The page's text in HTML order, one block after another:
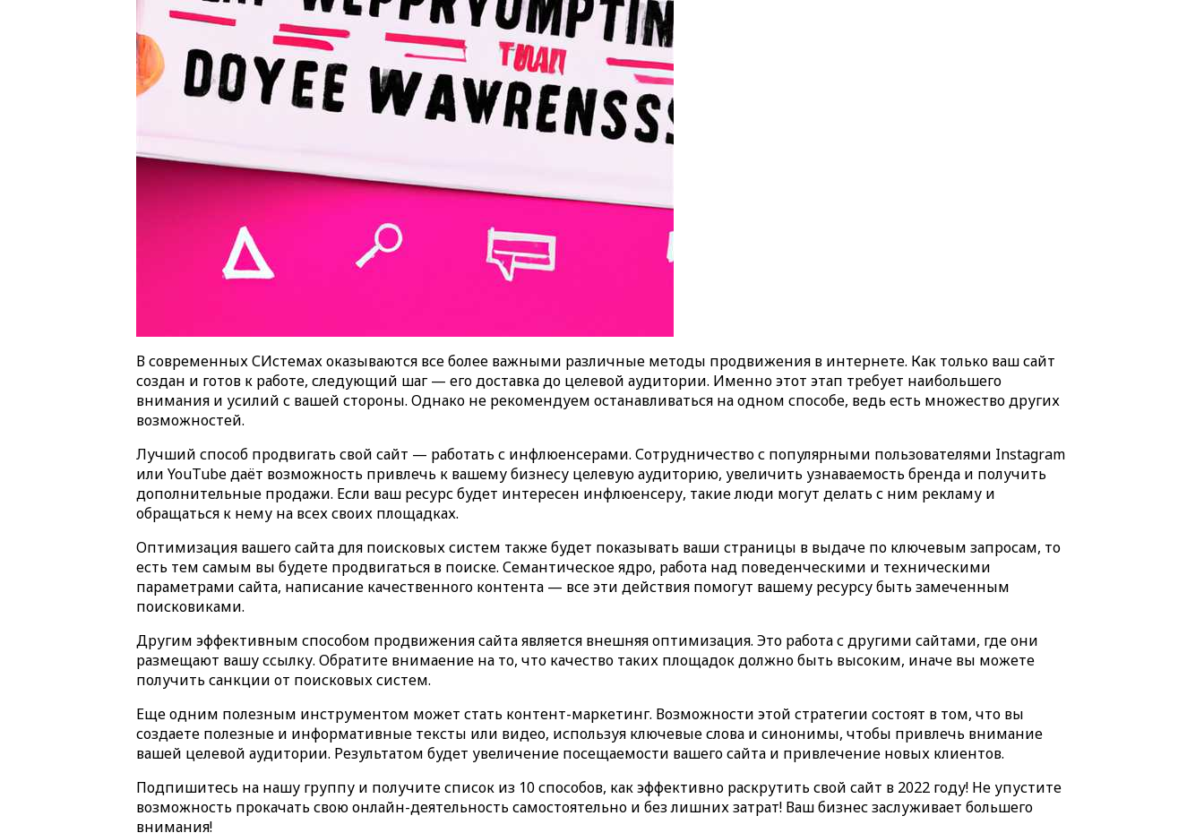
В современных СИстемах оказываются все более важными различные методы продвижения в интернете. Как только ваш сайт
создан и готов к работе, следующий шаг — его доставка до целевой аудитории. Именно этот этап требует наибольшего
внимания и усилий с вашей стороны. Однако не рекомендуем останавливаться на одном способе, ведь есть множество других
возможностей.
Лучший способ продвигать свой сайт — работать с инфлюенсерами. Сотрудничество с популярными пользователями Instagram
или YouTube даёт возможность привлечь к вашему бизнесу целевую аудиторию, увеличить узнаваемость бренда и получить
дополнительные продажи. Если ваш ресурс будет интересен инфлюенсеру, такие люди могут делать с ним рекламу и
обращаться к нему на всех своих площадках.
Оптимизация вашего сайта для поисковых систем также будет показывать ваши страницы в выдаче по ключевым запросам, то
есть тем самым вы будете продвигаться в поиске. Семантическое ядро, работа над поведенческими и техническими
параметрами сайта, написание качественного контента — все эти действия помогут вашему ресурсу быть замеченным
поисковиками.
Другим эффективным способом продвижения сайта является внешняя оптимизация. Это работа с другими сайтами, где они
размещают вашу ссылку. Обратите внимаение на то, что качество таких площадок должно быть высоким, иначе вы можете
получить санкции от поисковых систем.
Еще одним полезным инструментом может стать контент-маркетинг. Возможности этой стратегии состоят в том, что вы
создаете полезные и информативные тексты или видео, используя ключевые слова и синонимы, чтобы привлечь внимание
вашей целевой аудитории. Результатом будет увеличение посещаемости вашего сайта и привлечение новых клиентов.
Подпишитесь на нашу группу и получите список из 10 способов, как эффективно раскрутить свой сайт в 2022 году! Не упустите
возможность прокачать свою онлайн-деятельность самостоятельно и без лишних затрат! Ваш бизнес заслуживает большего
внимания!